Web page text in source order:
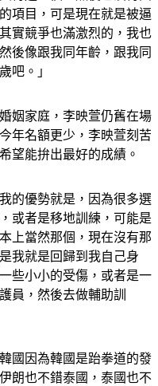
項目，可是現在就是被逼
實競爭也滿激烈的，我也
後像跟我同年齡，跟我同
吧。」
姻家庭，李映萱仍舊在場
年名額更少，李映萱刻苦
望能拚出最好的成績。
的優勢就是，因為很多選
或者是移地訓練，可能是
上當然那個，現在沒有那
我就是回歸到我自己身
些小小的受傷，或者是一
員，然後去做輔助訓
國因為韓國是跆拳道的發
朗也不錯泰國，泰國也不